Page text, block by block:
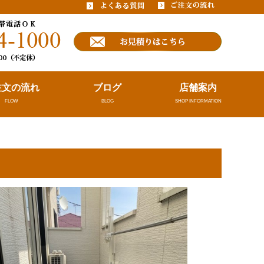
文の流れ
FLOW
ブログ
BLOG
店舗案内
SHOP INFORMATION